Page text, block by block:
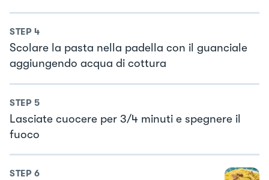
STEP 4
Scolare la pasta nella padella con il guanciale
aggiungendo acqua di cottura
STEP 5
Lasciate cuocere per 3/4 minuti e spegnere il
fuoco
STEP 6